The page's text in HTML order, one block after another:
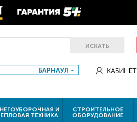
ИСКАТЬ
БАРНАУЛ КАБИНЕТ
И
ТЕХНИКА
СТРОИТЕЛЬНОЕ
ОБОРУДОВАНИЕ